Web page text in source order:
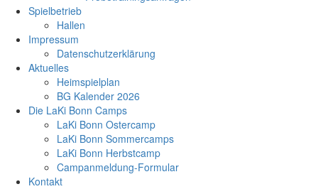
Spielbetrieb
Hallen
Impressum
Datenschutzerklärung
Aktuelles
Heimspielplan
BG Kalender 2026
Die LaKi Bonn Camps
LaKi Bonn Ostercamp
LaKi Bonn Sommercamps
LaKi Bonn Herbstcamp
Campanmeldung-Formular
Kontakt